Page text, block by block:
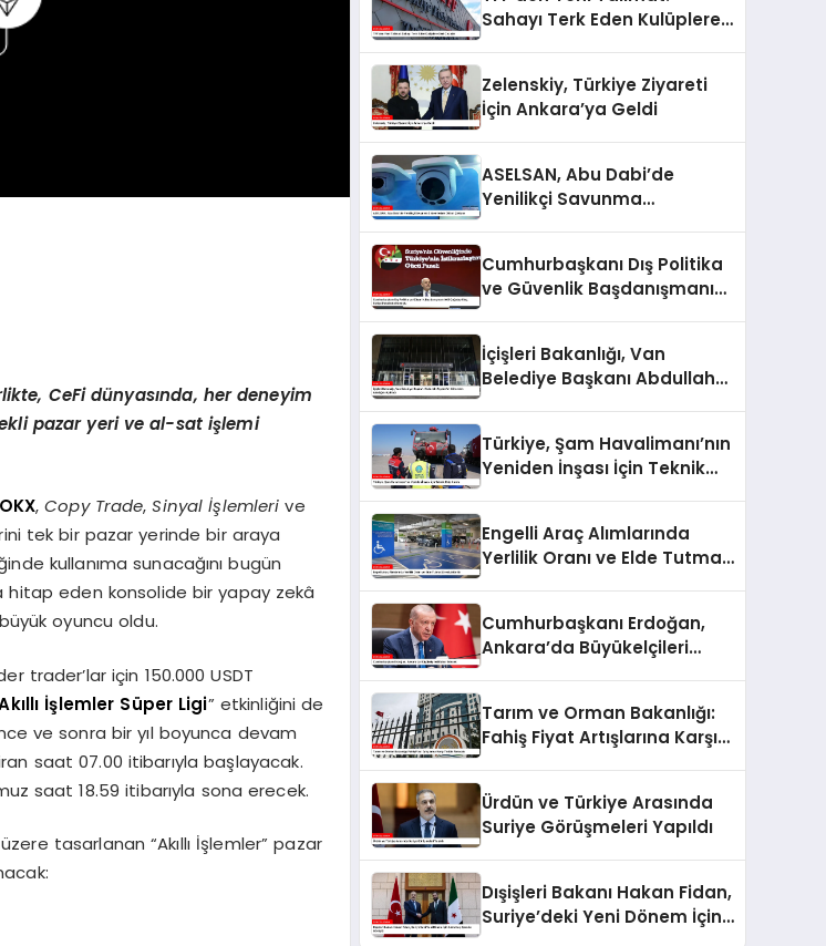
CeFi dünyasında, her deneyim
pazar yeri ve al-sat işlemi
OKX,Copy Trade,Sinyal İşlemleri ve
tek bir pazar yerinde bir araya
kullanıma sunacağını bugün
hitap eden konsolide bir yapay zekâ
oyuncu oldu.
trader’lar için 150.000 USDT
İşlemler Süper Ligi” etkinliğini de
ve sonra bir yıl boyunca devam
saat 07.00 itibarıyla başlayacak.
saat 18.59 itibarıyla sona erecek.
tasarlanan “Akıllı İşlemler” pazar
Sahayı Terk Eden Kulüplere
Zelenskiy, Türkiye Ziyareti
İçin Ankara’ya Geldi
ASELSAN, Abu Dabi’de
Yenilikçi Savunma
Cumhurbaşkanı Dış Politika
ve Güvenlik Başdanışmanı
İçişleri Bakanlığı, Van
Belediye Başkanı Abdullah
Türkiye, Şam Havalimanı’nın
Yeniden İnşası İçin Teknik
Engelli Araç Alımlarında
Yerlilik Oranı ve Elde Tutma
Cumhurbaşkanı Erdoğan,
Ankara’da Büyükelçileri
Tarım ve Orman Bakanlığı:
Fahiş Fiyat Artışlarına Karşı
Ürdün ve Türkiye Arasında
Suriye Görüşmeleri Yapıldı
Dışişleri Bakanı Hakan Fidan,
Suriye’deki Yeni Dönem İçin